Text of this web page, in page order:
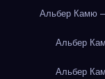
Альбер Камю
Альбер
Альбер